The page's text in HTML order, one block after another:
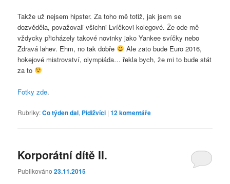
Takže už nejsem hipster. Za toho mě totiž, jak jsem se
dozvěděla, považovali všichni Lvíčkovi kolegové. Že ode mě
vždycky přicházely takové novinky jako Yankee svíčky nebo
Zdravá lahev. Ehm, no tak dobře
Ale zato bude Euro 2016,
hokejové mistrovství, olympiáda… řekla bych, že mi to bude stát
za to
Fotky zde.
Rubriky:Co týden dal, Pidižvíci |12komentáře
Korporátní dítě II.
Publikováno23.11.2015